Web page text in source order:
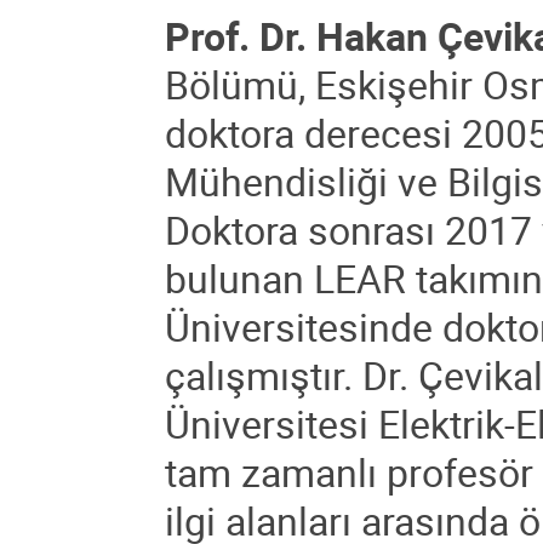
Prof. Dr. Hakan
Bölümü, Eskişehir
doktora derecesi
Mühendisliği ve
Doktora sonrası
bulunan LEAR
Üniversitesinde
çalışmıştır. Dr.
Üniversitesi Elektrik-
tam zamanlı
ilgi alanları arasında